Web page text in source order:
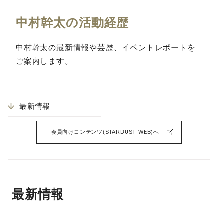
中村幹太の活動経歴
中村幹太の最新情報や芸歴、イベントレポートを
ご案内します。
最新情報
会員向けコンテンツ(STARDUST WEB)へ
最新情報